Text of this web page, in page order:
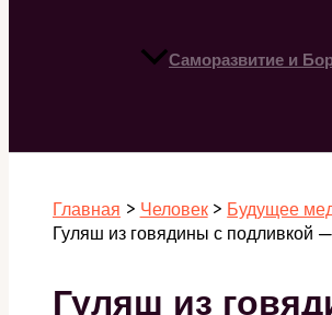
Саморазвитие и
Главная Человек
Будущее
Гуляш из говядины с подливкой
Гуляш из